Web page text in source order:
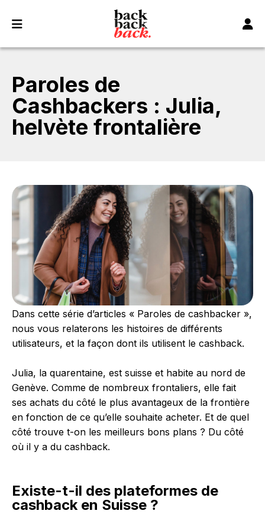
Paroles de
Cashbackers : Julia,
helvète frontalière
Dans cette série d’articles « Paroles de cashbacker »,
nous vous relaterons les histoires de différents
utilisateurs, et la façon dont ils utilisent le cashback.
Julia, la quarentaine, est suisse et habite au nord de
Genève. Comme de nombreux frontaliers, elle fait
ses achats du côté le plus avantageux de la frontière
en fonction de ce qu’elle souhaite acheter. Et de quel
côté trouve t-on les meilleurs bons plans ? Du côté
où il y a du cashback.
Existe-t-il des plateformes de
cashback en Suisse ?